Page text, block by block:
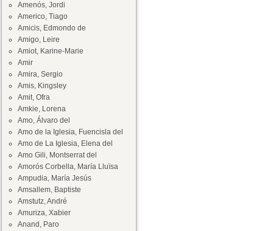
Amenós, Jordi
Americo, Tiago
Amicis, Edmondo de
Amigo, Leire
Amiot, Karine-Marie
Amir
Amira, Sergio
Amis, Kingsley
Amit, Ofra
Amkie, Lorena
Amo, Álvaro del
Amo de la Iglesia, Fuencisla del
Amo de La Iglesia, Elena del
Amo Gili, Montserrat del
Amorós Corbella, María Lluïsa
Ampudia, María Jesús
Amsallem, Baptiste
Amstutz, André
Amuriza, Xabier
Anand, Paro